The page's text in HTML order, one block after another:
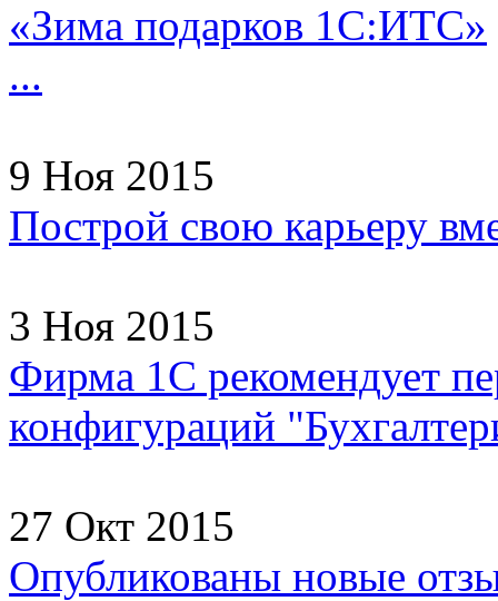
«Зима подарков 1С:ИТС»
...
9 Ноя 2015
Построй свою карьеру
3 Ноя 2015
Фирма 1С рекомендует
конфигураций
27 Окт 2015
Опубликованы новые